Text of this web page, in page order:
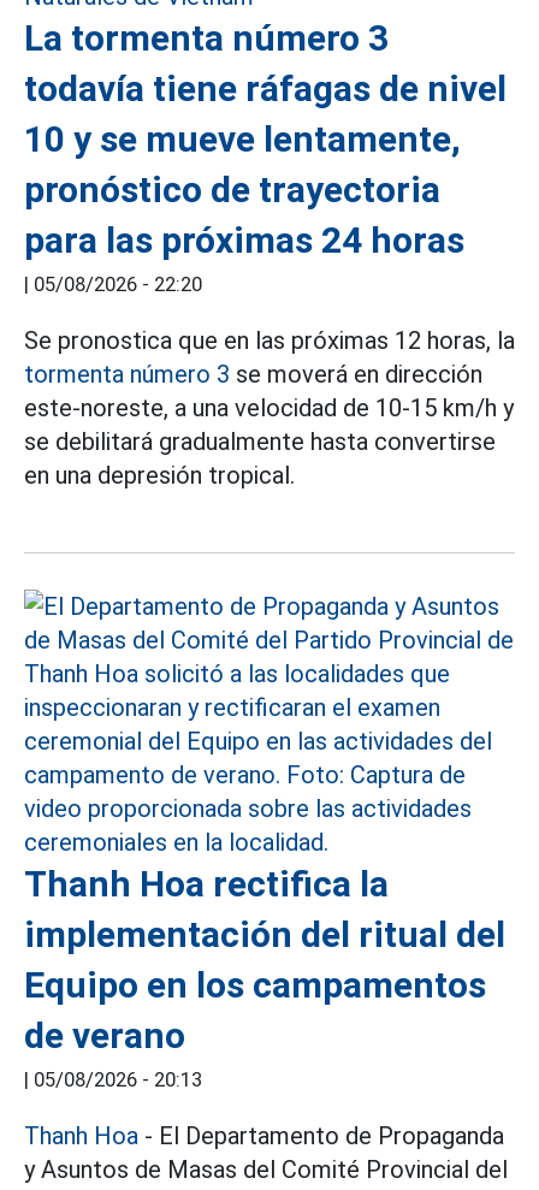
La tormenta número 3
todavía tiene ráfagas de nivel
10 y se mueve lentamente,
pronóstico de trayectoria
para las próximas 24 horas
| 05/08/2026 - 22:20
Se pronostica que en las próximas 12 horas, la
tormenta número 3 se moverá en dirección
este-noreste, a una velocidad de 10-15 km/h y
se debilitará gradualmente hasta convertirse
en una depresión tropical.
Thanh Hoa rectifica la
implementación del ritual del
Equipo en los campamentos
de verano
| 05/08/2026 - 20:13
Thanh Hoa - El Departamento de Propaganda
y Asuntos de Masas del Comité Provincial del